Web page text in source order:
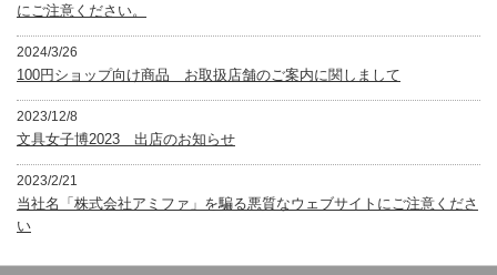
にご注意ください。
2024/3/26
100円ショップ向け商品 お取扱店舗のご案内に関しまして
2023/12/8
文具女子博2023 出店のお知らせ
2023/2/21
当社名「株式会社アミファ」を騙る悪質なウェブサイトにご注意くださ
い